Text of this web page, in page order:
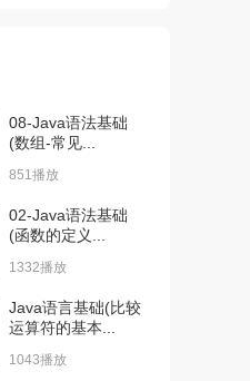
(注释
(常量
(进制
11:47
08-Java语法基础
(数组-常见...
851播放
02-Java语法基础
(函数的定义...
1332播放
Java语言基础(比较
运算符的基本...
1043播放